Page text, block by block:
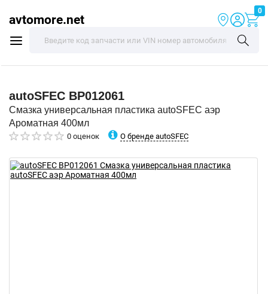
avtomore.net
0
autoSFEC BP012061
Смазка универсальная пластика autoSFEC аэр
Ароматная 400мл
0 оценок О бренде autoSFEC